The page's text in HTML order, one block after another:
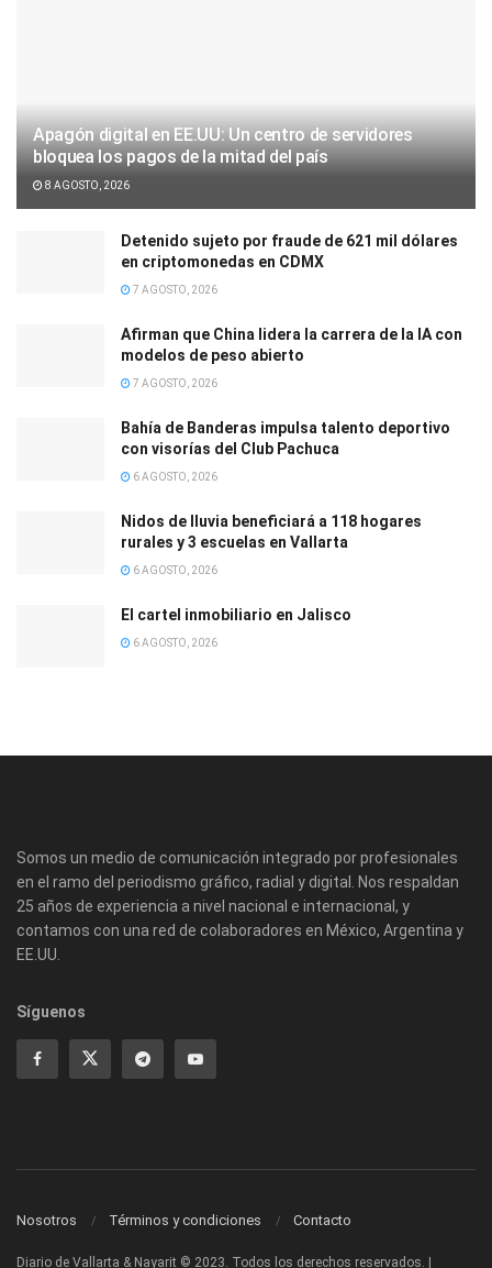
Apagón digital en EE.UU: Un centro de servidores
bloquea los pagos de la mitad del país
8 AGOSTO, 2026
Detenido sujeto por fraude de 621 mil dólares
en criptomonedas en CDMX
7 AGOSTO, 2026
Afirman que China lidera la carrera de la IA con
modelos de peso abierto
7 AGOSTO, 2026
Bahía de Banderas impulsa talento deportivo
con visorías del Club Pachuca
6 AGOSTO, 2026
Nidos de lluvia beneficiará a 118 hogares
rurales y 3 escuelas en Vallarta
6 AGOSTO, 2026
El cartel inmobiliario en Jalisco
6 AGOSTO, 2026
Somos un medio de comunicación integrado por profesionales
en el ramo del periodismo gráfico, radial y digital. Nos respaldan
25 años de experiencia a nivel nacional e internacional, y
contamos con una red de colaboradores en México, Argentina y
EE.UU.
Síguenos
Nosotros Términos y condiciones Contacto
Diario de Vallarta & Nayarit © 2023. Todos los derechos reservados. |